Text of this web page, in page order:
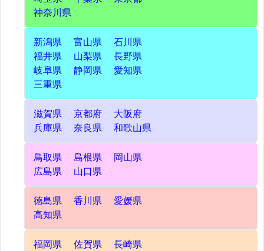
神奈川県
新潟県 富山県
石川県
福井県
山梨県
長野県
岐阜県
静岡県
愛知県
三重県
滋賀県 京都府
大阪府
兵庫県
奈良県 和歌山県
鳥取県 島根県
岡山県
広島県
山口県
徳島県 香川県
愛媛県
高知県
福岡県 佐賀県
長崎県